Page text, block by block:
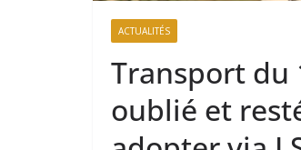
ACTUALITÉS
Transport du
oublié et